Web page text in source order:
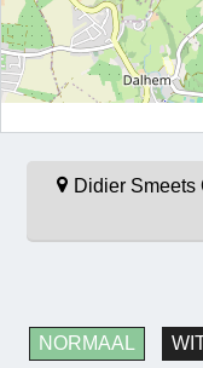
Didier
NORMAAL